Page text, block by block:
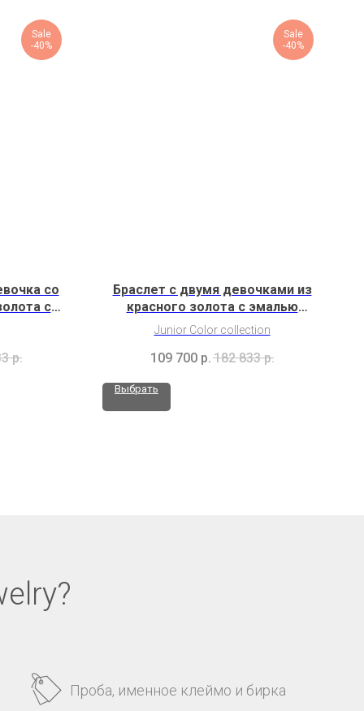
Sale
-40%
со
с
р.
Sale
-40%
Браслет с двумя девочками из
красного золота с эмалью
(2G18H9G18K2)
Junior Color collection
109 700 р.182 833 р.
Выбрать
Проба, именное клеймо и бирка